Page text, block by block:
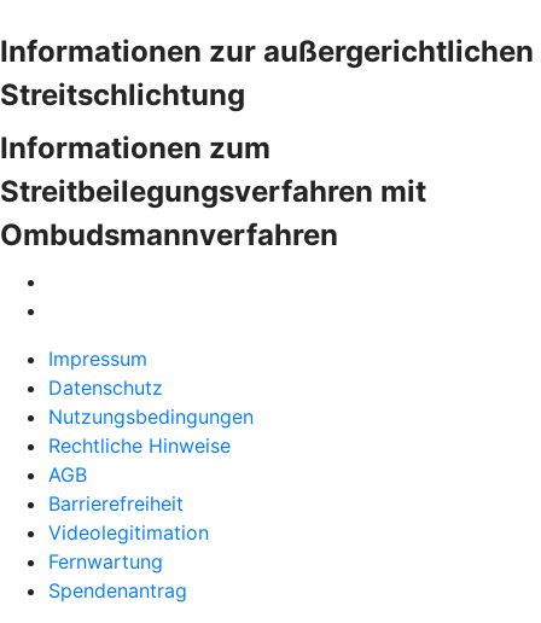
Informationen zur außergerichtlichen
Streitschlichtung
Informationen zum
Streitbeilegungsverfahren mit
Ombudsmannverfahren
Impressum
Datenschutz
Nutzungsbedingungen
Rechtliche Hinweise
AGB
Barrierefreiheit
Videolegitimation
Fernwartung
Spendenantrag